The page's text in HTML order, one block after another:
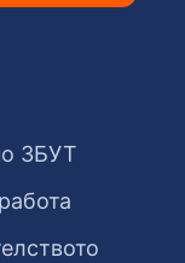
ЗБУТ